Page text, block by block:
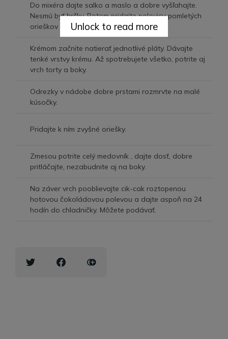
Do mixéra dajte salko a maslo a dobre vyšľahajte.
Nesmú byť hrčky. Potom pridajte polovicu pomletých
orieškov a ešte premiešajte.
Krémom začnite natierať jednotlivé pláty. Dávajte
tenké vrstvy krému. Až spotrebujete všetko, potrite aj
vrch torty a boky.
Odrezky v nádobe dobre prstami rozmrvte na malé
kúsočky.
Pridajte k ním zvyšné oriešky.
Zmesou potrite celý medovník , dajte dosť, dobre
pritláčajte, nezabudnite aj na boky.
Na záver vrch pooblievajte cik-cak roztopenou
hotovou čokoládovou polevou a dajte aspoň na 24
hodín do chladničky. Môžete podávať.
Unlock to read more